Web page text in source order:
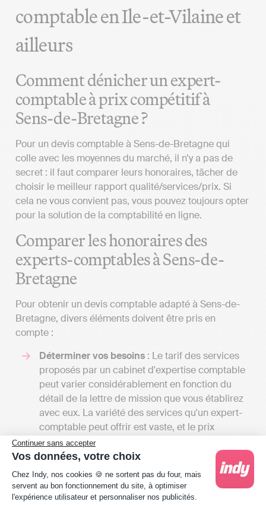
Continuer sans accepter
Vos données, votre choix
Plateforme de Gestion du Consentement :
Chez Indy, nos cookies 🍪 ne sortent pas du four, mais
servent au bon fonctionnement du site, à optimiser
l'expérience utilisateur et personnaliser nos publicités.
comptable en Ile-et-Vilaine et
ailleurs
Comment dénicher un expert-
comptable à prix compétitif à
Sens-de-Bretagne ?
Pour un devis comptable à Sens-de-Bretagne qui
colle avec les moyennes du marché, il n’y a pas de
secret : il faut comparer leurs honoraires, tâcher de
choisir le meilleur rapport qualité/services/prix. Si
cela ne vous convient pas, vous pouvez toujours opter
pour la solution de la comptabilité en ligne.
Comparer les honoraires des
experts-comptables à Sens-de-
Bretagne
Pour obtenir un devis comptable adapté à Sens-de-
Bretagne, divers éléments doivent être pris en
compte :
Déterminer vos besoins : Le tarif des services
proposés par un cabinet d'expertise comptable
peut varier considérablement en fonction du
détail de la lettre de mission que vous établirez
avec eux. La variété des services qu'un expert-
comptable peut offrir est vaste, et le prix
dépendra du volume de tâches qu'il prendra en
charge pour vous. En discutant avec plusieurs
professionnels, vous aurez l'opportunité de
recevoir une gamme de devis et de comparer
les prix par rapport aux services offerts. Cela